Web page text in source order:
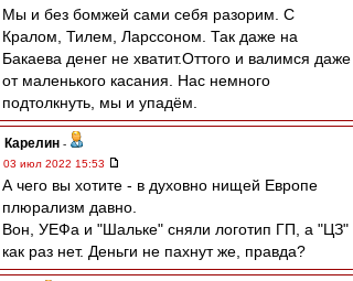
Мы и без бомжей сами себя разорим. С
Кралом, Тилем, Ларссоном. Так даже на
Бакаева денег не хватит.Оттого и валимся даже
от маленького касания. Нас немного
подтолкнуть, мы и упадём.
Карелин -
03 июл 2022 15:53
А чего вы хотите - в духовно нищей Европе
плюрализм давно.
Вон, УЕФа и "Шальке" сняли логотип ГП, а "ЦЗ"
как раз нет. Деньги не пахнут же, правда?